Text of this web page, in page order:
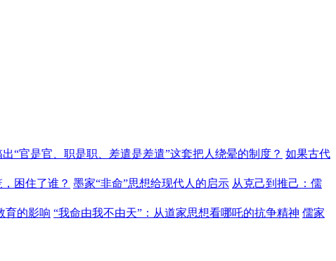
“官是官、职是职、差遣是差遣”这套把人绕晕的制度？ 如果古代
困住了谁？ 墨家“非命”思想给现代人的启示 从克己到推己：儒
育的影响 “我命由我不由天”：从道家思想看哪吒的抗争精神 儒家